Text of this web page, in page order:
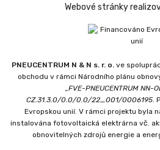
Webové stránky
PNEUCENTRUM N & N s. r. o. ve
obchodu v rámci Národního plánu
„FVE-PNEUCENTRUM NN-
CZ.31.3.0/0.0/0.0/22_001/0006195.
Evropskou unií. V rámci projektu byla
instalována fotovoltaická elektrárna vč.
obnovitelných zdrojů energie a